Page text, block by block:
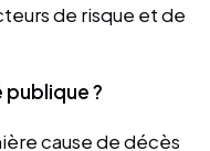
de risque et de
?
cause de décès